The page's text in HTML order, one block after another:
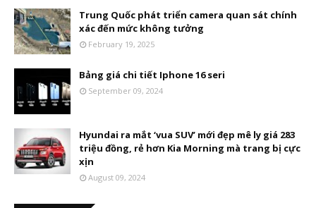
Trung Quốc phát triển camera quan sát chính
xác đến mức không tưởng
February 19, 2025
Bảng giá chi tiết Iphone 16 seri
September 09, 2024
Hyundai ra mắt ‘vua SUV’ mới đẹp mê ly giá 283
triệu đồng, rẻ hơn Kia Morning mà trang bị cực
xịn
August 09, 2024